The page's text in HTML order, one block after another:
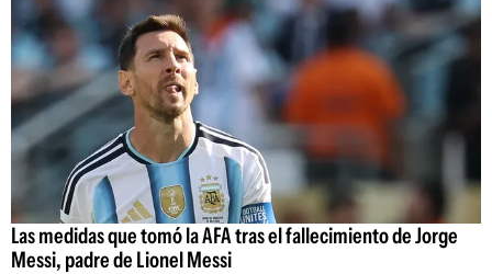
Las medidas que tomó la AFA tras el fallecimiento de Jorge
Messi, padre de Lionel Messi